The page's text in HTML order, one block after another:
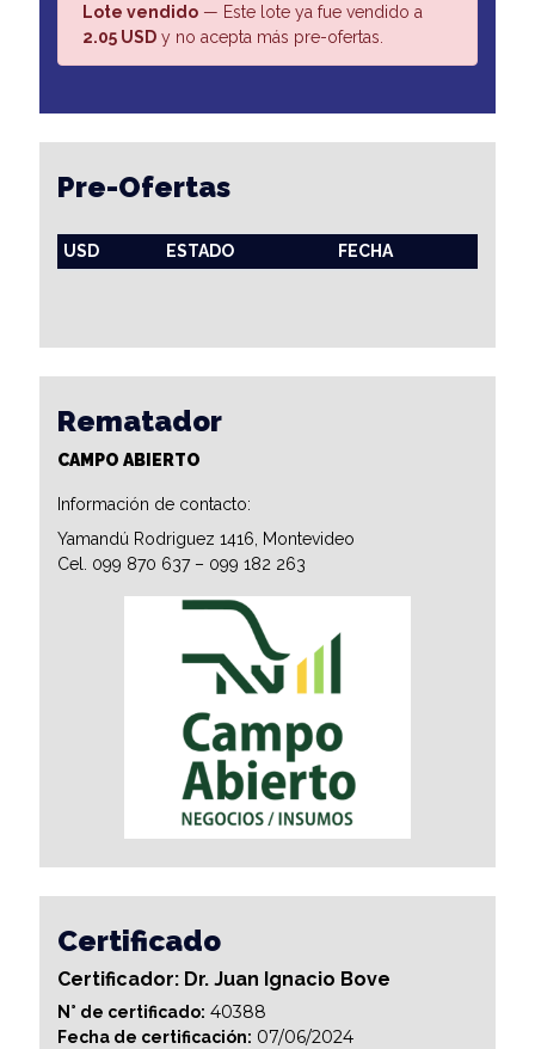
Lote vendido — Este lote ya fue vendido a
2.05 USD y no acepta más pre-ofertas.
Pre-Ofertas
USD ESTADO FECHA
Rematador
CAMPO ABIERTO
Información de contacto:
Yamandú Rodriguez 1416, Montevideo
Cel. 099 870 637 – 099 182 263
Certificado
Certificador: Dr. Juan Ignacio Bove
N° de certificado: 40388
Fecha de certificación: 07/06/2024